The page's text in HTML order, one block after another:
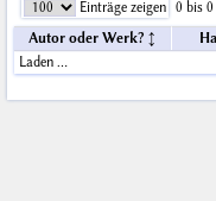
Einträge zeigen
0 bis
Autor oder Werk?
Laden …